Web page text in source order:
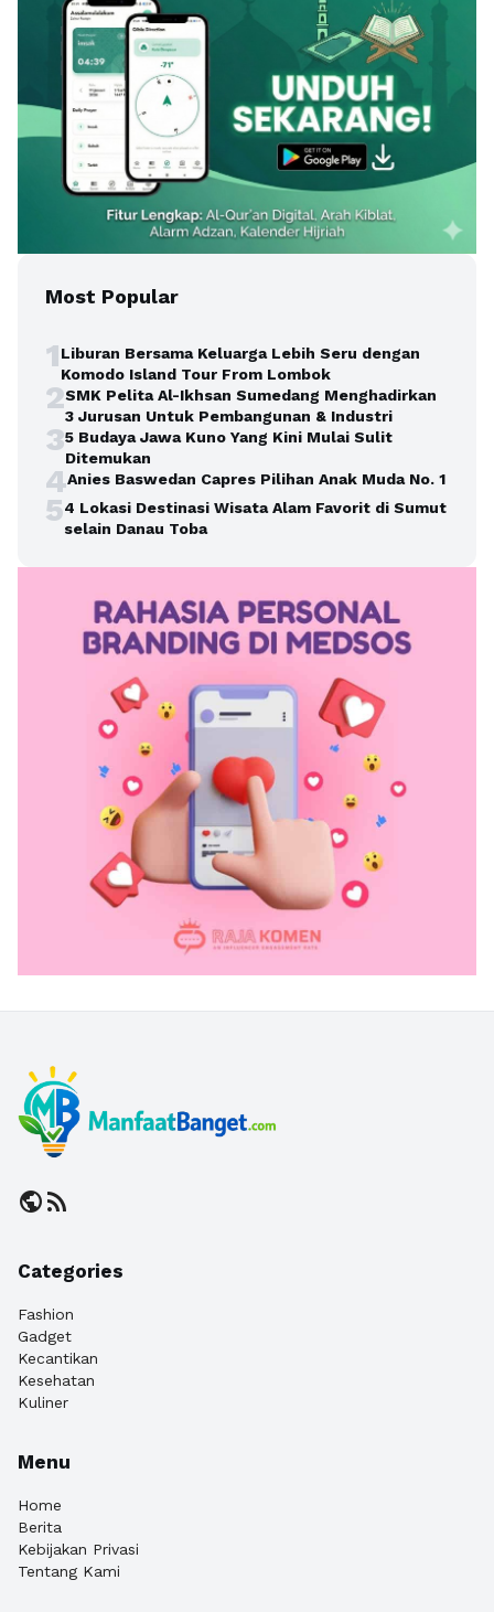
Most Popular
1Liburan Bersama Keluarga Lebih Seru dengan
Komodo Island Tour From Lombok
2SMK Pelita Al-Ikhsan Sumedang Menghadirkan
3 Jurusan Untuk Pembangunan & Industri
35 Budaya Jawa Kuno Yang Kini Mulai Sulit
Ditemukan
4Anies Baswedan Capres Pilihan Anak Muda No. 1
54 Lokasi Destinasi Wisata Alam Favorit di Sumut
selain Danau Toba
publicrss_feed
Categories
Fashion
Gadget
Kecantikan
Kesehatan
Kuliner
Menu
Home
Berita
Kebijakan Privasi
Tentang Kami